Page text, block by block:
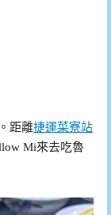
距離捷運菜寮站
Mi來去吃魯